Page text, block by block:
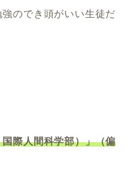
のでき頭がいい生徒だ
際人間科学部）」（偏